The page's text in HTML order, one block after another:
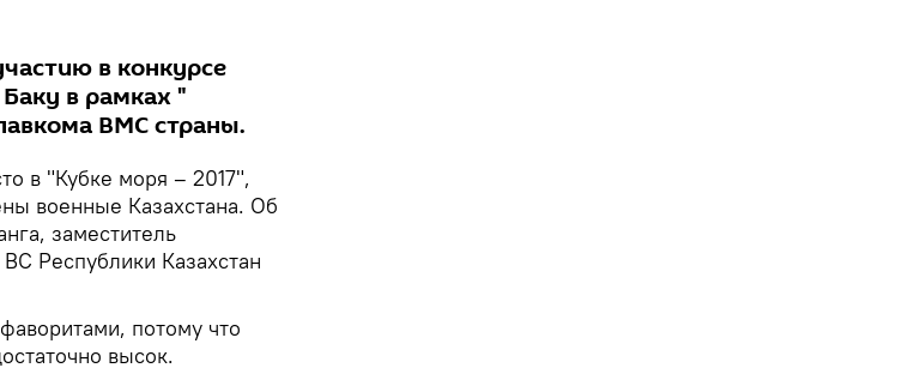
в конкурсе
в рамках "
ВМС страны.
в "Кубке моря – 2017",
военные Казахстана. Об
заместитель
Республики Казахстан
потому что
высок.